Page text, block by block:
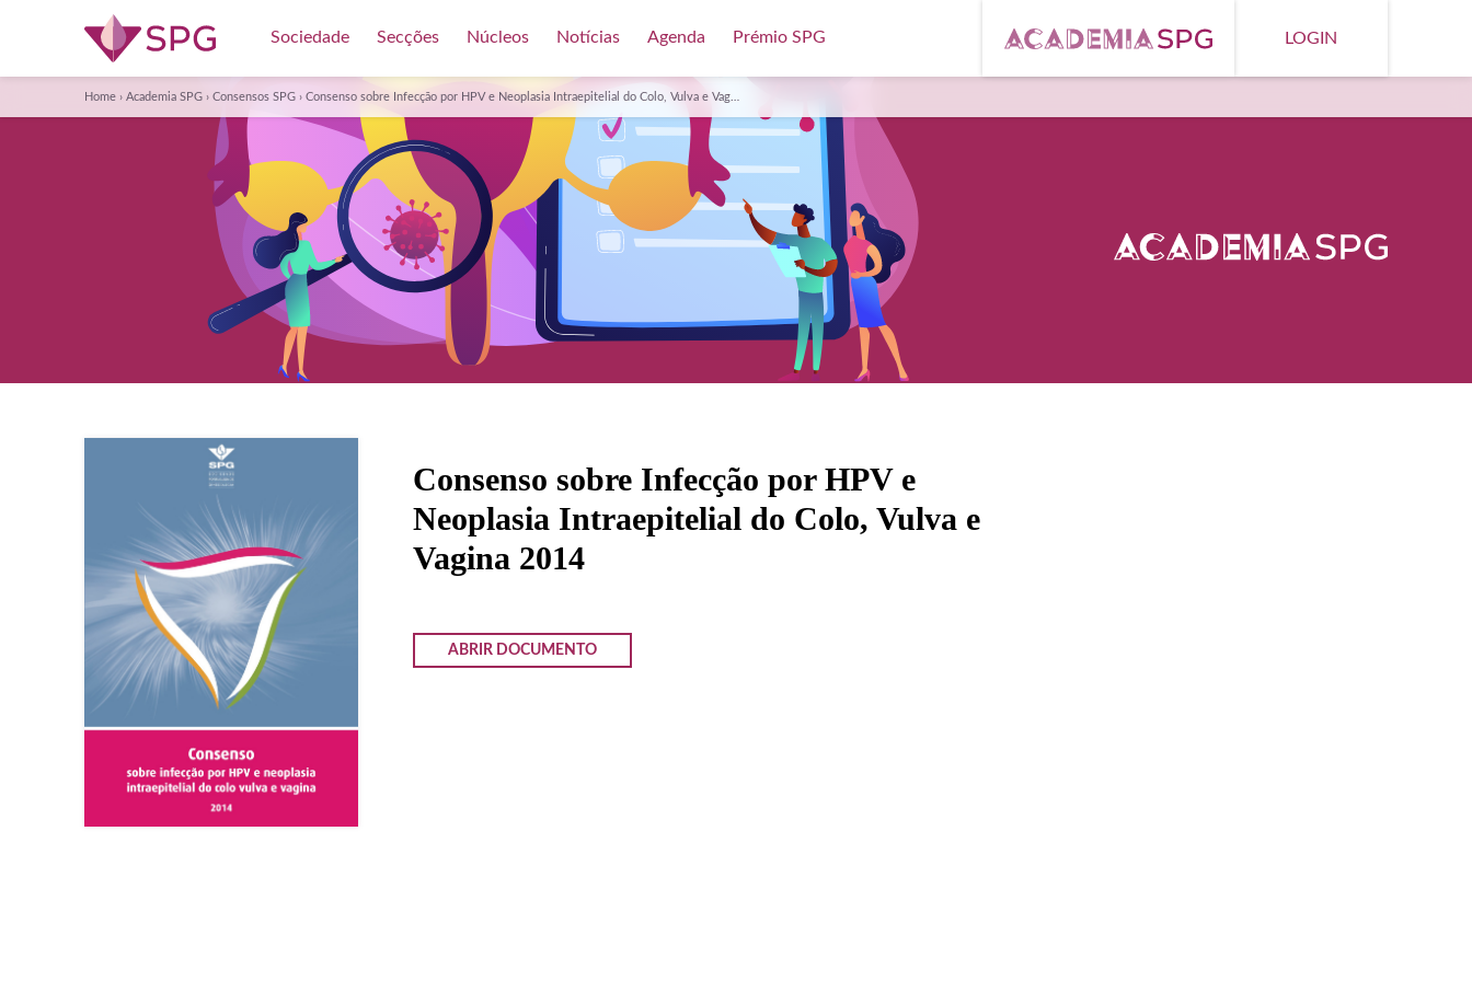
Sociedade Secções Núcleos Notícias Agenda Prémio SPG LOGIN
Home › Academia SPG › Consensos SPG › Consenso sobre Infecção por HPV e Neoplasia Intraepitelial do Colo, Vulva e Vagina 2014
Consenso sobre Infecção por HPV e
Neoplasia Intraepitelial do Colo, Vulva e
Vagina 2014
ABRIR DOCUMENTO